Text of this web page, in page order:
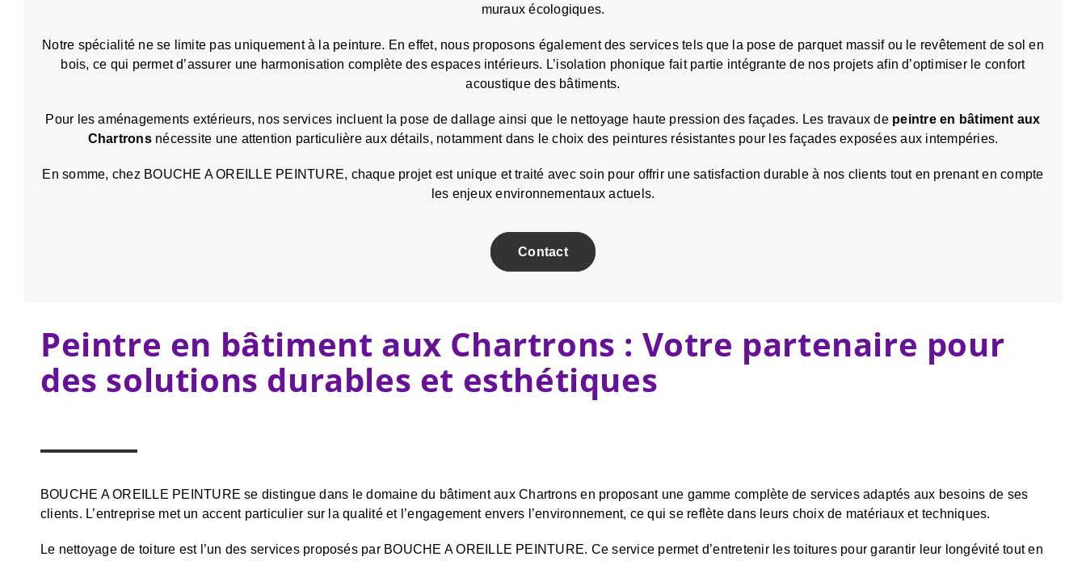
muraux écologiques.
Notre spécialité ne se limite pas uniquement à la peinture. En effet, nous proposons également des services tels que la pose de parquet massif ou le revêtement de sol en
bois, ce qui permet d’assurer une harmonisation complète des espaces intérieurs. L’isolation phonique fait partie intégrante de nos projets afin d’optimiser le confort
acoustique des bâtiments.
Pour les aménagements extérieurs, nos services incluent la pose de dallage ainsi que le nettoyage haute pression des façades. Les travaux de peintre en bâtiment aux
Chartronsnécessite une attention particulière aux détails, notamment dans le choix des peintures résistantes pour les façades exposées aux intempéries.
En somme, chez BOUCHE A OREILLE PEINTURE, chaque projet est unique et traité avec soin pour offrir une satisfaction durable à nos clients tout en prenant en compte
les enjeux environnementaux actuels.
Contact
Peintre en bâtiment aux Chartrons : Votre partenaire pour
des solutions durables et esthétiques
BOUCHE A OREILLE PEINTURE se distingue dans le domaine du bâtiment aux Chartrons en proposant une gamme complète de services adaptés aux besoins de ses
clients. L’entreprise met un accent particulier sur la qualité et l’engagement envers l’environnement, ce qui se reflète dans leurs choix de matériaux et techniques.
Le nettoyage de toiture est l’un des services proposés par BOUCHE A OREILLE PEINTURE. Ce service permet d’entretenir les toitures pour garantir leur longévité tout en